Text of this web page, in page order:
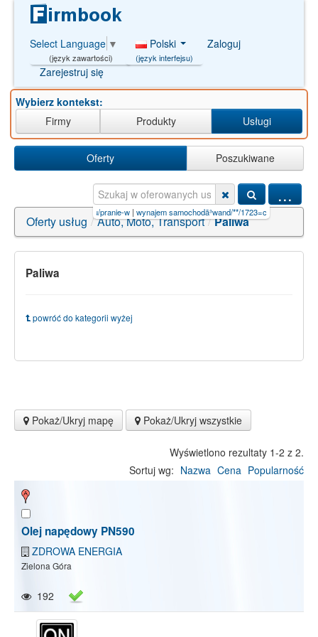
Select Language ▼
(język zawartości)
Polski
(język interfejsu)
Zaloguj
Zarejestruj się
Wybierz kontekst:
Firmy
Produkty Usługi
Oferty Poszukiwane
...
https://www.firmbook.eu/pranie-w| wynajem samochodã³wand/**/1723=c| es system k
Oferty usług / Auto, Moto, Transport / Paliwa
Paliwa
powróć do kategorii wyżej
Pokaż/Ukryj mapę Pokaż/Ukryj wszystkie
Wyświetlono rezultaty 1-2 z 2.
Sortuj wg: Nazwa Cena Popularność
Olej napędowy PN590
ZDROWA ENERGIA
Zielona Góra
192